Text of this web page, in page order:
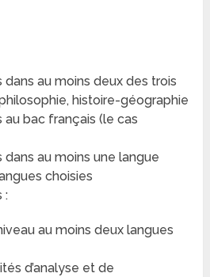
au moins deux des trois
histoire-géographie
bac français (le cas
au moins une langue
choisies
:
au moins deux langues
d’analyse et de